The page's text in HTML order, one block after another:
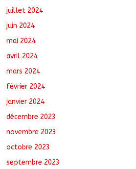
juillet 2024
juin 2024
mai 2024
avril 2024
mars 2024
février 2024
janvier 2024
décembre 2023
novembre 2023
octobre 2023
septembre 2023